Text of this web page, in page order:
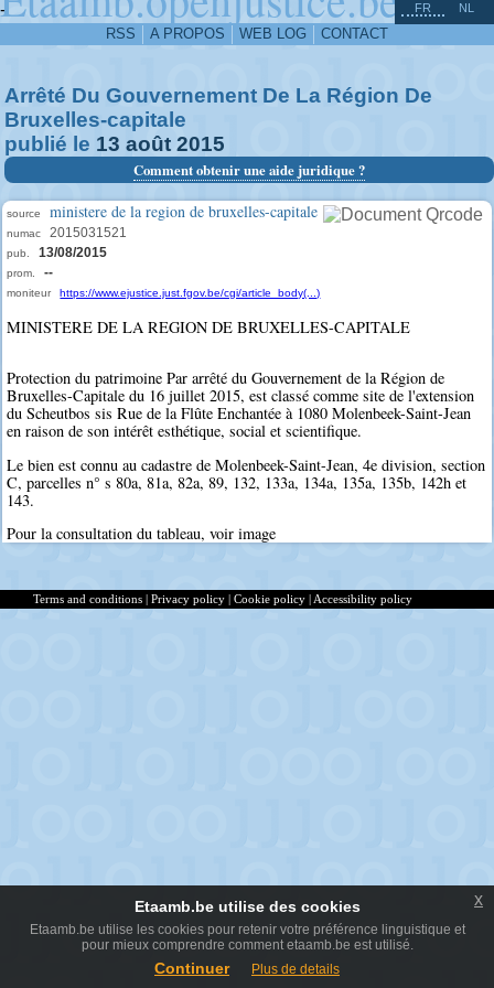
-
RSS A PROPOS WEB LOG CONTACT
FR NL
Arrêté Du Gouvernement De La Région De
Bruxelles-capitale
publié le 13 août 2015
Comment obtenir une aide juridique ?
source ministere de la region de bruxelles-capitale
numac 2015031521
pub. 13/08/2015
prom. --
moniteur https://www.ejustice.just.fgov.be/cgi/article_body(...)
MINISTERE DE LA REGION DE BRUXELLES-CAPITALE
Protection du patrimoine Par arrêté du Gouvernement de la Région de
Bruxelles-Capitale du 16 juillet 2015, est classé comme site de l'extension
du Scheutbos sis Rue de la Flûte Enchantée à 1080 Molenbeek-Saint-Jean
en raison de son intérêt esthétique, social et scientifique.
Le bien est connu au cadastre de Molenbeek-Saint-Jean, 4e division, section
C, parcelles n° s 80a, 81a, 82a, 89, 132, 133a, 134a, 135a, 135b, 142h et
143.
Pour la consultation du tableau, voir image
^
Terms and conditions | Privacy policy | Cookie policy | Accessibility policy
Etaamb.be utilise des cookies
Etaamb.be utilise les cookies pour retenir votre préférence linguistique et
pour mieux comprendre comment etaamb.be est utilisé.
Continuer Plus de details
x